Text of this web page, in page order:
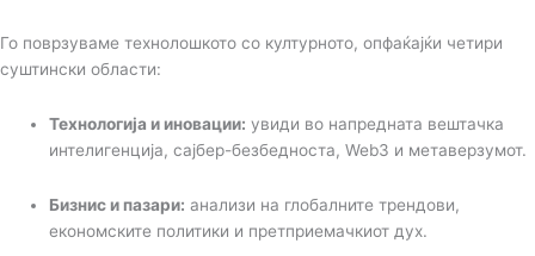
Го поврзуваме технолошкото со културното, опфаќајќи четири
суштински области:
Технологија и иновации: увиди во напредната вештачка
интелигенција, сајбер-безбедноста, Web3 и метаверзумот.
Бизнис и пазари: анализи на глобалните трендови,
економските политики и претприемачкиот дух.